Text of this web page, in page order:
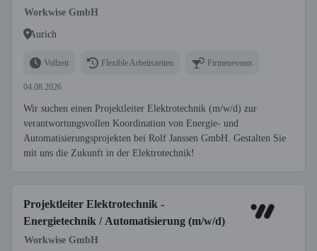
Workwise GmbH
Aurich
Vollzeit Flexible Arbeitszeiten Firmenevents
04.08.2026
Wir suchen einen Projektleiter Elektrotechnik (m/w/d) zur
verantwortungsvollen Koordination von Energie- und
Automatisierungsprojekten bei Rolf Janssen GmbH. Gestalten Sie
mit uns die Zukunft in der Elektrotechnik!
Projektleiter Elektrotechnik -
Energietechnik / Automatisierung (m/w/d)
Workwise GmbH